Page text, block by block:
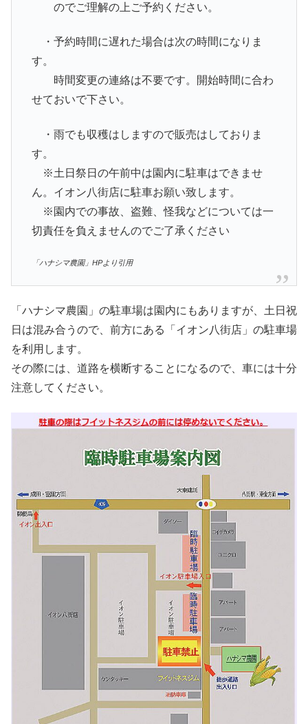
のでご理解の上ご予約ください。
・予約時間に遅れた場合は次の時間になりま
す。
時間変更の連絡は不要です。開始時間に合わ
せておいで下さい。
・雨でも収穫はしますので販売はしておりま
す。
※土日祭日の午前中は園内に駐車はできませ
ん。イオン八街店に駐車お願い致します。
※園内での事故、盗難、怪我などについては一
切責任を負えませんのでご了承ください
「ハナシマ農園」HPより引用
「ハナシマ農園」の駐車場は園内にもありますが、土日祝
日は混み合うので、前方にある「イオン八街店」の駐車場
を利用します。
その際には、道路を横断することになるので、車には十分
注意してください。